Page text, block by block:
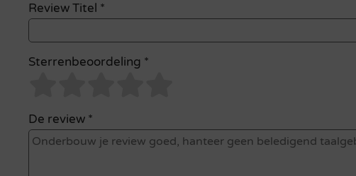
Review Titel *
Sterrenbeoordeling *
De review *